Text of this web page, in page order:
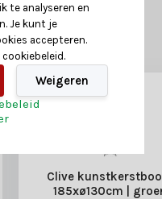
Clive
185xø130cm |
te analyseren en
Je kunt je
accepteren.
Weigeren